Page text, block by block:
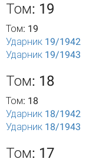
Том: 19
Том: 19
Ударник 19/1942
Ударник 19/1943
Том: 18
Том: 18
Ударник 18/1942
Ударник 18/1943
Том: 17